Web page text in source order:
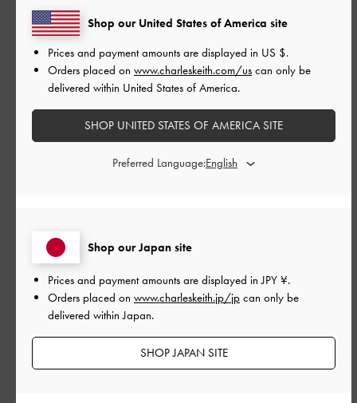
並べ替え
ご利用者様
お呼ばれ用シューズにぴったり
サイズ: 38/24cm
デザイン
とてもよかった
Shop our Japan site
Prices and payment amounts are displayed inJPY ¥.
Orders placed on www.charleskeith.jp/jp can only be
delivered within Japan.
SHOP JAPAN SITE
Shop our United States of America site
Prices and payment amounts are displayed in US $.
Orders placed on www.charleskeith.com/us can only be
delivered within United States of America.
SHOP UNITED STATES OF AMERICA SITE
Preferred Language: